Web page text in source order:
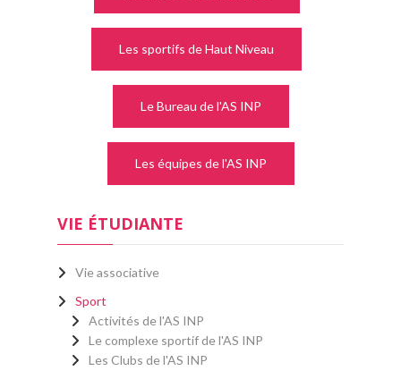
Les sportifs de Haut Niveau
Le Bureau de l'AS INP
Les équipes de l'AS INP
VIE ÉTUDIANTE
Vie associative
Sport
Activités de l'AS INP
Le complexe sportif de l'AS INP
Les Clubs de l'AS INP